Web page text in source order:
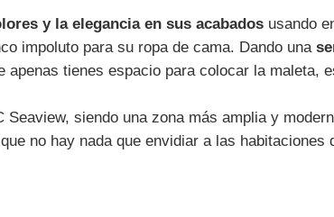
y la elegancia en sus acabados usando
impoluto para su ropa de cama. Dando una
tienes espacio para colocar la maleta,
Seaview, siendo una zona más amplia y
no hay nada que envidiar a las